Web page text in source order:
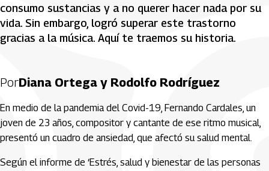
consumo sustancias y a no querer hacer nada por su
vida. Sin embargo, logró superar este trastorno
gracias a la música. Aquí te traemos su historia.
PorDiana Ortega y Rodolfo Rodríguez
En medio de la pandemia del Covid-19, Fernando Cardales, un
joven de 23 años, compositor y cantante de ese ritmo musical,
presentó un cuadro de ansiedad, que afectó su salud mental.
Según el informe de ‘Estrés, salud y bienestar de las personas